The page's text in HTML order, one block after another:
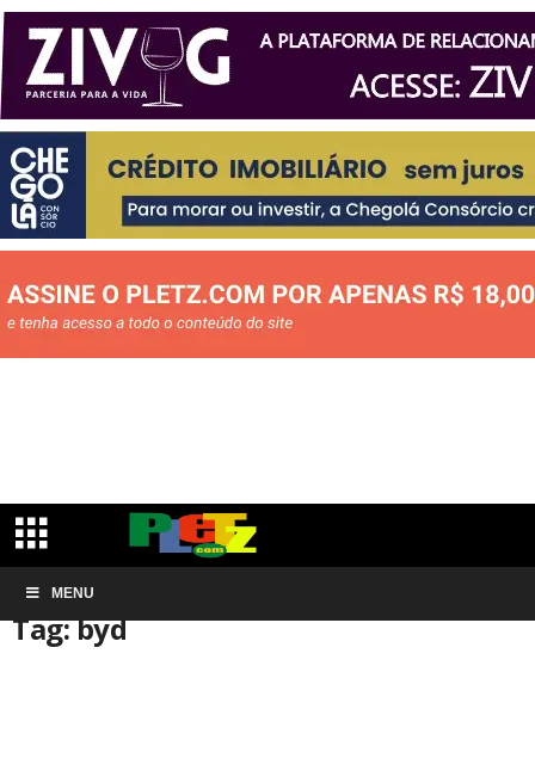
MENU
Início Tags
Tag: byd